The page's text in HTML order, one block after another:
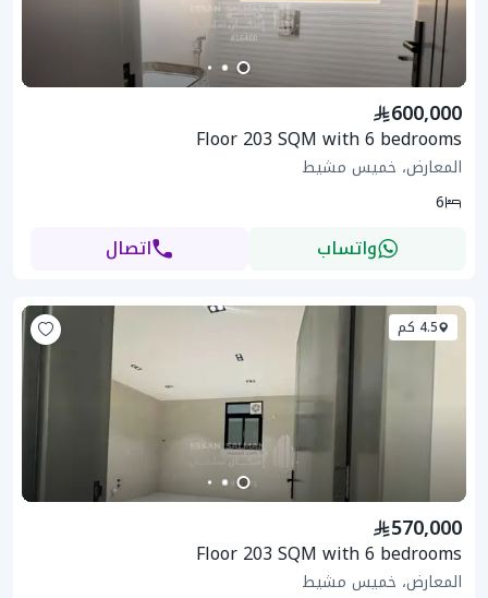
600,000
Floor 203 SQM with 6 bedrooms
المعارض، خميس مشيط
6
واتساب اتصال
4.5 كم
570,000
Floor 203 SQM with 6 bedrooms
المعارض، خميس مشيط